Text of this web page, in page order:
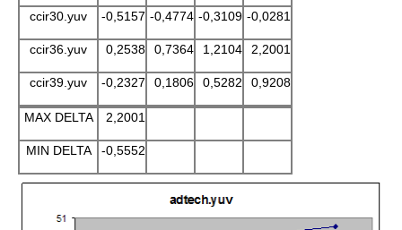
ccir30.yuv -0,5157 -0,4774 -0,3109 -0,0281
ccir36.yuv 0,2538 0,7364 1,2104 2,2001
ccir39.yuv -0,2327 0,1806 0,5282 0,9208
MAX DELTA 2,2001
MIN DELTA -0,5552